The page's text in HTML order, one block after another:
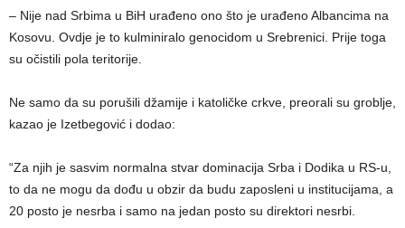
– Nije nad Srbima u BiH urađeno ono što je urađeno Albancima na
Kosovu. Ovdje je to kulminiralo genocidom u Srebrenici. Prije toga
su očistili pola teritorije.
Ne samo da su porušili džamije i katoličke crkve, preorali su groblje,
kazao je Izetbegović i dodao:
“Za njih je sasvim normalna stvar dominacija Srba i Dodika u RS-u,
to da ne mogu da dođu u obzir da budu zaposleni u institucijama, a
20 posto je nesrba i samo na jedan posto su direktori nesrbi.